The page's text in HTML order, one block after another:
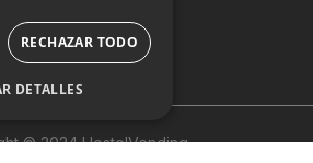
© 2024 HostelVending
RECHAZAR TODO
DETALLES